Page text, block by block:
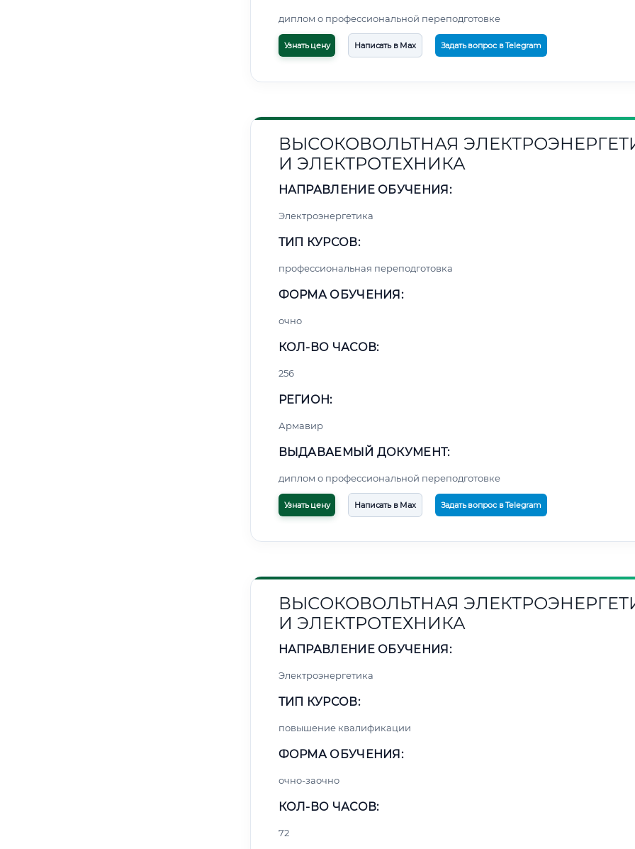
диплом о профессиональной переподготовке
Узнать цену Написать в Max Задать вопрос в Telegram
ВЫСОКОВОЛЬТНАЯ
И ЭЛЕКТРОТЕХНИКА
НАПРАВЛЕНИЕ ОБУЧЕНИЯ:
Электроэнергетика
ТИП КУРСОВ:
профессиональная переподготовка
ФОРМА ОБУЧЕНИЯ:
очно
КОЛ-ВО ЧАСОВ:
256
РЕГИОН:
Армавир
ВЫДАВАЕМЫЙ ДОКУМЕНТ:
диплом о профессиональной переподготовке
Узнать цену Написать в Max Задать вопрос в Telegram
ВЫСОКОВОЛЬТНАЯ
И ЭЛЕКТРОТЕХНИКА
НАПРАВЛЕНИЕ ОБУЧЕНИЯ:
Электроэнергетика
ТИП КУРСОВ:
повышение квалификации
ФОРМА ОБУЧЕНИЯ:
очно-заочно
КОЛ-ВО ЧАСОВ:
72